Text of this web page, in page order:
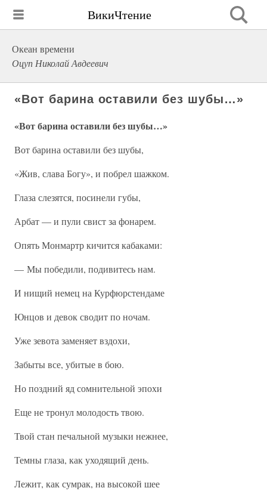
ВикиЧтение
Океан времени
Оцуп Николай Авдеевич
«Вот барина оставили без шубы…»
«Вот барина оставили без шубы…»
Вот барина оставили без шубы,
«Жив, слава Богу», и побрел шажком.
Глаза слезятся, посинели губы,
Арбат — и пули свист за фонарем.
Опять Монмартр кичится кабаками:
— Мы победили, подивитесь нам.
И нищий немец на Курфюрстендаме
Юнцов и девок сводит по ночам.
Уже зевота заменяет вздохи,
Забыты все, убитые в бою.
Но поздний яд сомнительной эпохи
Еще не тронул молодость твою.
Твой стан печальной музыки нежнее,
Темны глаза, как уходящий день.
Лежит, как сумрак, на высокой шее